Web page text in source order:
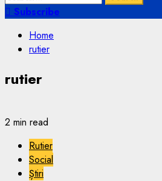
for:Subscribe
Home
rutier
rutier
2 min read
Rutier
Social
Știri